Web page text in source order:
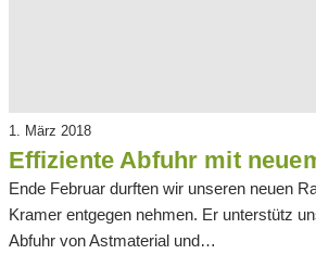
1. März 2018
Effiziente Abfuhr mit
Ende Februar durften wir unseren neuen
Kramer entgegen nehmen. Er unterstütz
Abfuhr von Astmaterial und…